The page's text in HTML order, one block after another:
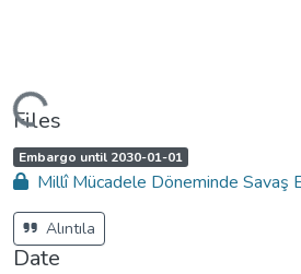
Files
A
c
c
e
s
s
s
t
a
Embargo until 2030-01-01,
Millî Mücadele Döneminde Savaş
Alıntıla
Date